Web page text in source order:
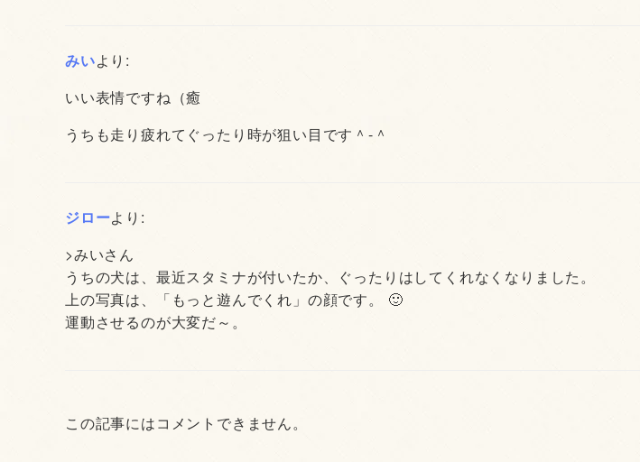
みいより:
いい表情ですね（癒
うちも走り疲れてぐったり時が狙い目です＾-＾
ジローより:
>みいさん
うちの犬は、最近スタミナが付いたか、ぐったりはしてくれなくなりました。
上の写真は、「もっと遊んでくれ」の顔です。 🙂
運動させるのが大変だ～。
この記事にはコメントできません。